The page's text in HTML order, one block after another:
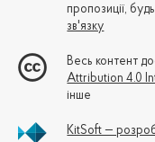
пропозиції,
зв'язку
Весь контент
Attribution 4.0
інше
KitSoft —